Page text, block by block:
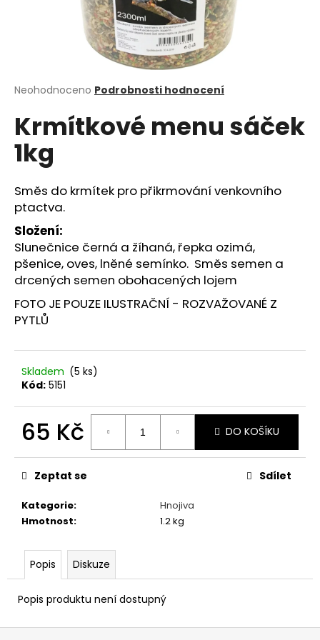
Průměrné
produktu
je
0,0
hvězdiček.
Neohodnoceno Podrobnosti hodnocení
Krmítkové menu sáček
1kg
Směs do krmítek pro přikrmování venkovního
ptactva.
Složení:
Slunečnice černá a žíhaná, řepka ozimá,
pšenice, oves, lněné semínko. Směs semen a
drcených semen obohacených lojem
FOTO JE POUZE ILUSTRAČNÍ - ROZVAŽOVANÉ Z
PYTLŮ
Skladem (5 ks)
Kód: 5151
65 Kč
cena:
DO KOŠÍKU
Kategorie:
Hnojiva
Hmotnost: 1.2 kg
Zeptat se Sdílet
Popis Diskuze
Popis produktu není dostupný
?
D
o
p
o
r
u
č
j
e
m
ONTARIO
CAT
KONZERVA
WITH
SALMON
AND
400
39
Kč